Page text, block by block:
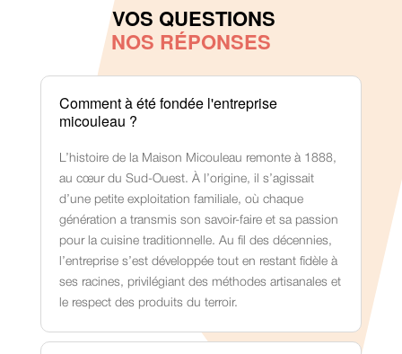
VOS QUESTIONS
NOS RÉPONSES
Comment à été fondée l'entreprise
micouleau ?
L’histoire de la Maison Micouleau remonte à 1888,
au cœur du Sud-Ouest. À l’origine, il s’agissait
d’une petite exploitation familiale, où chaque
génération a transmis son savoir-faire et sa passion
pour la cuisine traditionnelle. Au fil des décennies,
l’entreprise s’est développée tout en restant fidèle à
ses racines, privilégiant des méthodes artisanales et
le respect des produits du terroir.